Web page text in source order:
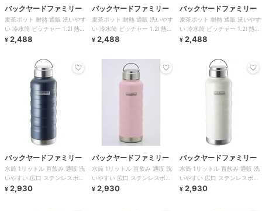
バックヤードファミリー
麦茶ポット 耐熱 通販 洗いやす
い 冷水筒 ピッチャー 1.2l 熱湯
OK お茶 麦茶 水出し 煮出
¥ 2,488
バックヤードファミリー
麦茶ポット 耐熱 通販 洗いやす
い 冷水筒 ピッチャー 1.2l 熱湯
OK お茶 麦茶 水出し 煮出
¥ 2,488
バックヤードファミリー
麦茶ポット 耐熱 通販 洗いやす
い 冷水筒 ピッチャー 1.2l 熱湯
OK お茶 麦茶 水出し 煮出
¥ 2,488
バックヤードファミリー
水筒 1リットル 直飲み 通販 洗
いやすい 広口 ステンレスボト
ル おしゃれ 1l マグボトル 保冷
¥ 2,930
バックヤードファミリー
水筒 1リットル 直飲み 通販 洗
いやすい 広口 ステンレスボト
ル おしゃれ 1l マグボトル 保冷
¥ 2,930
バックヤードファミリー
水筒 1リットル 直飲み 通販 洗
いやすい 広口 ステンレスボト
ル おしゃれ 1l マグボトル 保冷
¥ 2,930